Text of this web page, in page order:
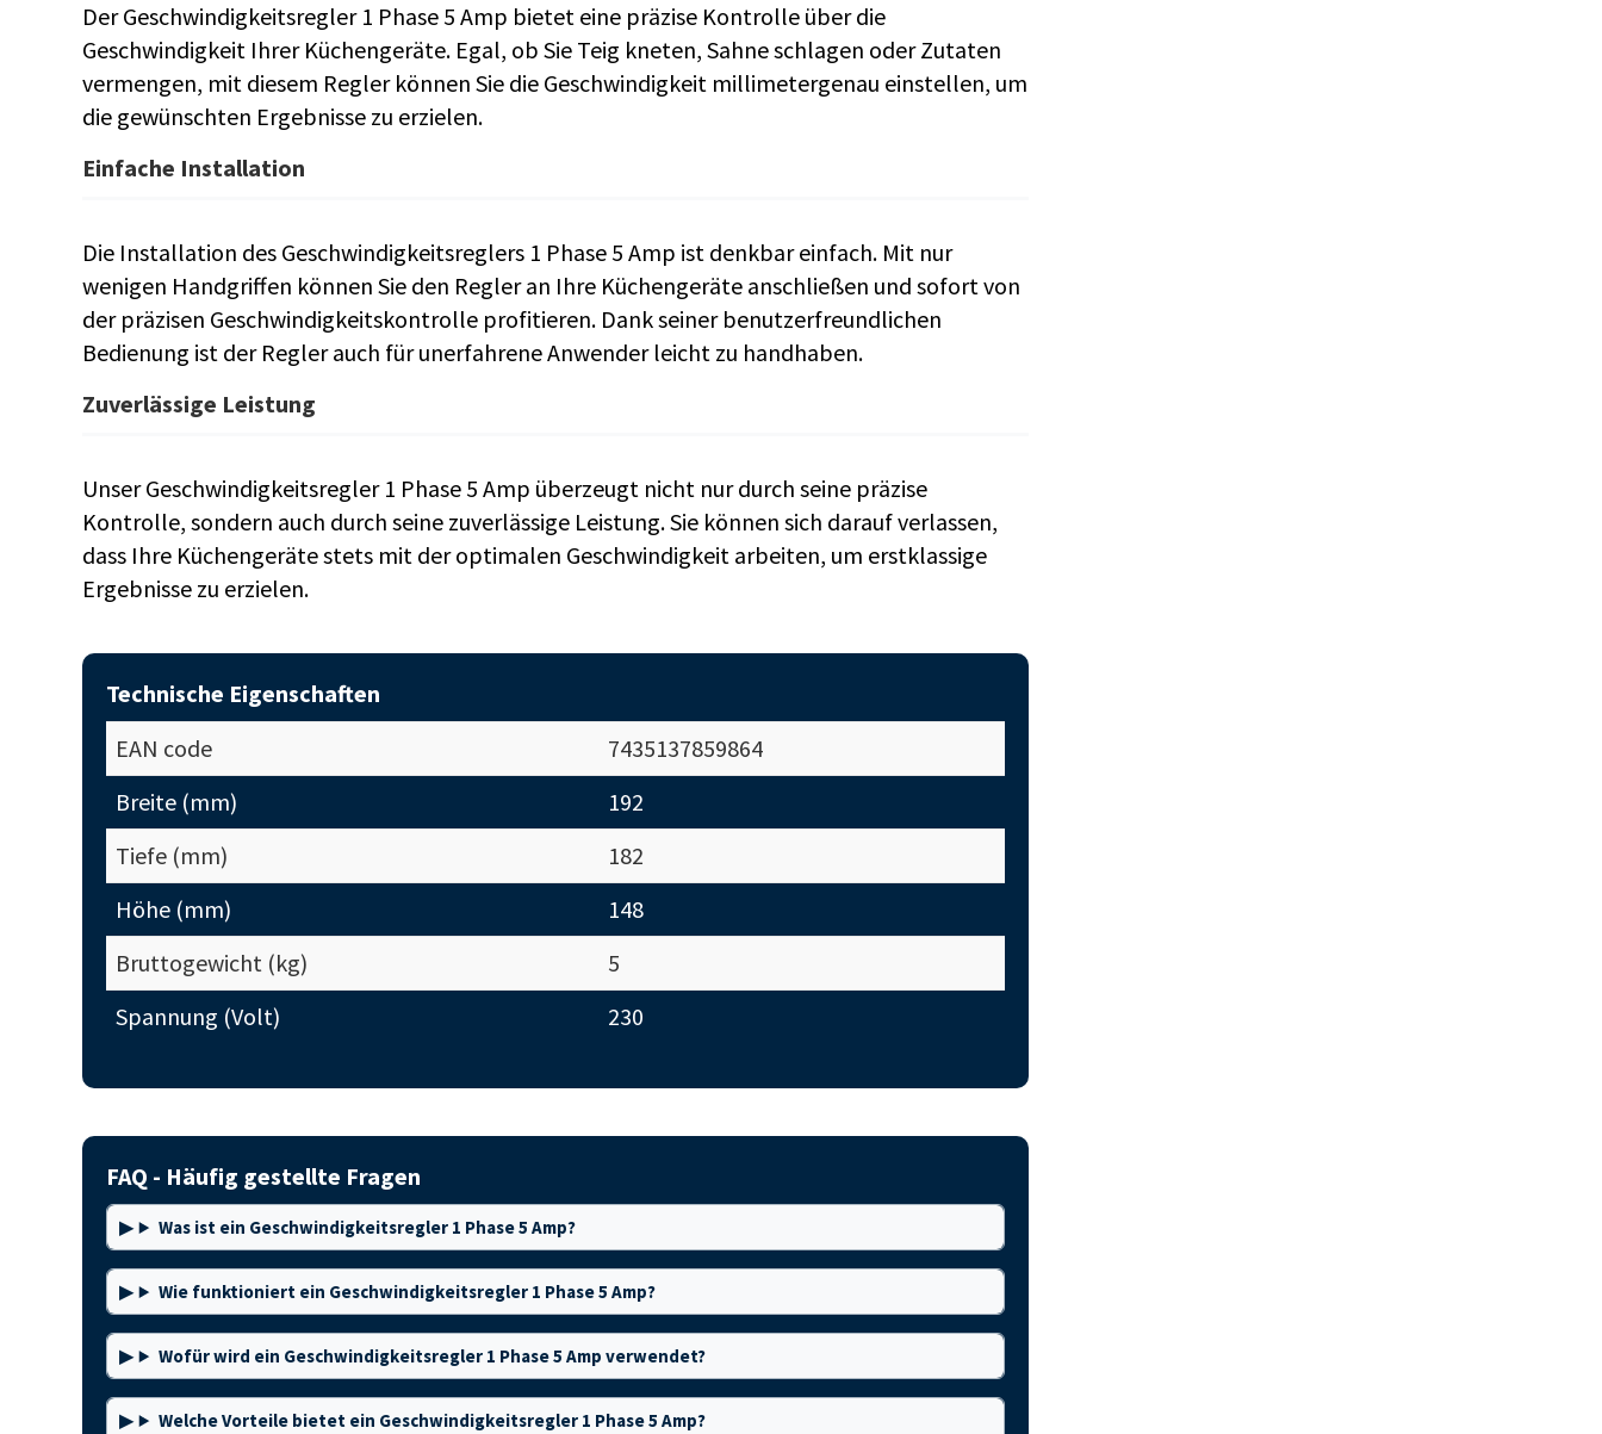
Der Geschwindigkeitsregler 1 Phase 5 Amp bietet eine präzise Kontrolle über die
Geschwindigkeit Ihrer Küchengeräte. Egal, ob Sie Teig kneten, Sahne schlagen oder Zutaten
vermengen, mit diesem Regler können Sie die Geschwindigkeit millimetergenau einstellen, um
die gewünschten Ergebnisse zu erzielen.
Einfache Installation
Die Installation des Geschwindigkeitsreglers 1 Phase 5 Amp ist denkbar einfach. Mit nur
wenigen Handgriffen können Sie den Regler an Ihre Küchengeräte anschließen und sofort von
der präzisen Geschwindigkeitskontrolle profitieren. Dank seiner benutzerfreundlichen
Bedienung ist der Regler auch für unerfahrene Anwender leicht zu handhaben.
Zuverlässige Leistung
Unser Geschwindigkeitsregler 1 Phase 5 Amp überzeugt nicht nur durch seine präzise
Kontrolle, sondern auch durch seine zuverlässige Leistung. Sie können sich darauf verlassen,
dass Ihre Küchengeräte stets mit der optimalen Geschwindigkeit arbeiten, um erstklassige
Ergebnisse zu erzielen.
Technische Eigenschaften
EAN code
7435137859864
Breite (mm)
192
Tiefe (mm)
182
Höhe (mm)
148
Bruttogewicht (kg)
5
Spannung (Volt)
230
FAQ - Häufig gestellte Fragen
Was ist ein Geschwindigkeitsregler 1 Phase 5 Amp?
Wie funktioniert ein Geschwindigkeitsregler 1 Phase 5 Amp?
Wofür wird ein Geschwindigkeitsregler 1 Phase 5 Amp verwendet?
Welche Vorteile bietet ein Geschwindigkeitsregler 1 Phase 5 Amp?